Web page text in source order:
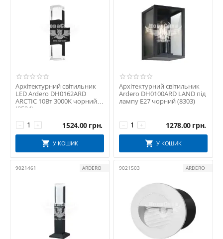
Архітектурний світильник
LED Ardero DH0162ARD
ARCTIC 10Вт 3000K чорний
(8524)
+
− 1524.00 грн.
У КОШИК
Архітектурний світильник
Ardero DH0100ARD LAND під
лампу E27 чорний (8303)
+
− 1278.00 грн.
У КОШИК
9021461 ARDERO 9021503 ARDERO